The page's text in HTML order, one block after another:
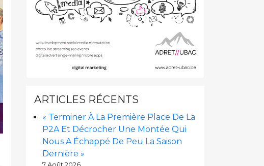
ARTICLES RÉCENTS
« Terminer À La Première Place De La
P2A Et Décrocher Une Montée Qui
Nous A Échappé De Peu La Saison
Dernière »